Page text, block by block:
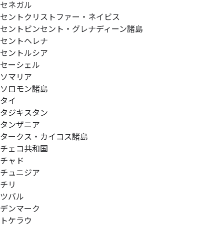
セネガル
セントクリストファー・ネイビス
セントビンセント・グレナディーン諸島
セントヘレナ
セントルシア
セーシェル
ソマリア
ソロモン諸島
タイ
タジキスタン
タンザニア
タークス・カイコス諸島
チェコ共和国
チャド
チュニジア
チリ
ツバル
デンマーク
トケラウ